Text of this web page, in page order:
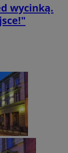
wycinką.